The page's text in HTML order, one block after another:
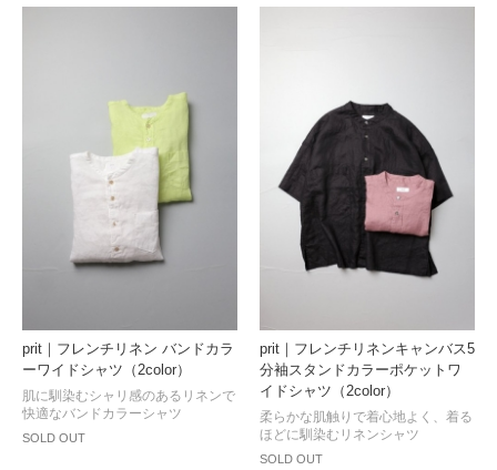
prit｜フレンチリネン バンドカラ
ーワイドシャツ（2color）
SOLD OUT
肌に馴染むシャリ感のあるリネンで
快適なバンドカラーシャツ
prit｜フレンチリネンキャンバス5
分袖スタンドカラーポケットワ
イドシャツ（2color）
SOLD OUT
柔らかな肌触りで着心地よく、着る
ほどに馴染むリネンシャツ